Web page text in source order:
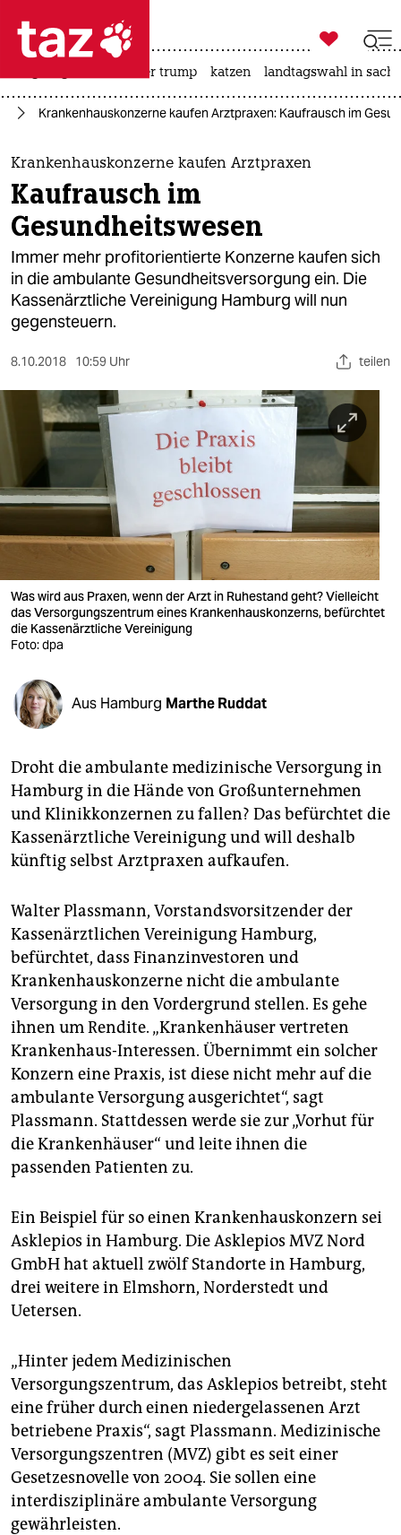
 taz zahl ich
taz zahl ich
themen
politik
öko
gesellschaft
kultur
sport
berlin
nord
wahrheit
veranstaltungen
shop
unterstützen
genossenschaft
epaper login

taz zahl ich
usa unter trump katzen landtagswahl in
Krankenhauskonzerne kaufen Arztpraxen: Kaufrausch im
Krankenhauskonzerne kaufen Arztpraxen
Kaufrausch im
Gesundheitswesen
Immer mehr profitorientierte Konzerne kaufen sich
in die ambulante Gesundheitsversorgung ein. Die
Kassenärztliche Vereinigung Hamburg will nun
gegensteuern.
8.10.2018 10:59 Uhr teilen
Was wird aus Praxen, wenn der Arzt in Ruhestand geht? Vielleicht
das Versorgungszentrum eines Krankenhauskonzerns, befürchtet
die Kassenärztliche Vereinigung
Foto: dpa
Aus Hamburg Marthe Ruddat
Droht die ambulante medizinische Versorgung in
Hamburg in die Hände von Großunternehmen
und Klinikkonzernen zu fallen? Das befürchtet die
Kassenärztliche Vereinigung und will deshalb
künftig selbst Arztpraxen aufkaufen.
Walter Plassmann, Vorstandsvorsitzender der
Kassenärztlichen Vereinigung Hamburg,
befürchtet, dass Finanzinvestoren und
Krankenhauskonzerne nicht die ambulante
Versorgung in den Vordergrund stellen. Es gehe
ihnen um Rendite. „Krankenhäuser vertreten
Krankenhaus-Interessen. Übernimmt ein solcher
Konzern eine Praxis, ist diese nicht mehr auf die
ambulante Versorgung ausgerichtet“, sagt
Plassmann. Stattdessen werde sie zur „Vorhut für
die Krankenhäuser“ und leite ihnen die
passenden Patienten zu.
Ein Beispiel für so einen Krankenhauskonzern sei
Asklepios in Hamburg. Die Asklepios MVZ Nord
GmbH hat aktuell zwölf Standorte in Hamburg,
drei weitere in Elmshorn, Norderstedt und
Uetersen.
„Hinter jedem Medizinischen
Versorgungszentrum, das Asklepios betreibt, steht
eine früher durch einen niedergelassenen Arzt
betriebene Praxis“, sagt Plassmann. Medizinische
Versorgungszentren (MVZ) gibt es seit einer
Gesetzesnovelle von 2004. Sie sollen eine
interdisziplinäre ambulante Versorgung
gewährleisten.